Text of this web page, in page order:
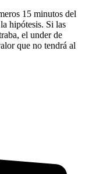
15 minutos del
hipótesis. Si las
el under de
que no tendrá al